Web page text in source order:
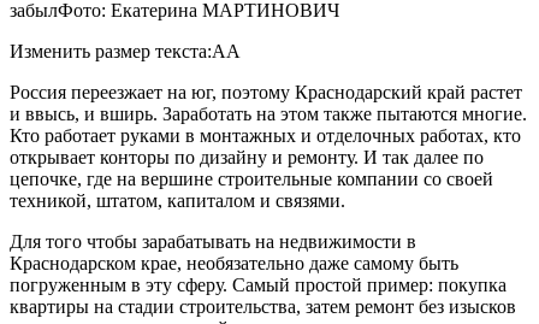
забылФото: Екатерина МАРТИНОВИЧ
Изменить размер текста:AA
Россия переезжает на юг, поэтому Краснодарский край растет
и ввысь, и вширь. Заработать на этом также пытаются многие.
Кто работает руками в монтажных и отделочных работах, кто
открывает конторы по дизайну и ремонту. И так далее по
цепочке, где на вершине строительные компании со своей
техникой, штатом, капиталом и связями.
Для того чтобы зарабатывать на недвижимости в
Краснодарском крае, необязательно даже самому быть
погруженным в эту сферу. Самый простой пример: покупка
квартиры на стадии строительства, затем ремонт без изысков